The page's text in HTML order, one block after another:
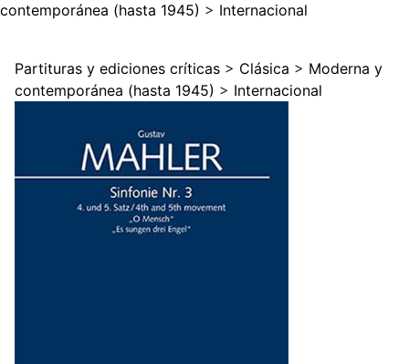
contemporánea (hasta 1945) > Internacional
Partituras y ediciones críticas > Clásica > Moderna y
contemporánea (hasta 1945) > Internacional